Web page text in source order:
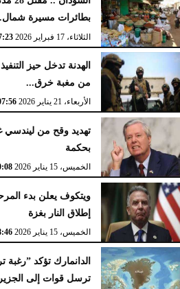
بطائرات مسيرة
الثلاثاء، 17 فبراير 2026
الهدنة تدخل حيز
من مغبة خرق...
الأربعاء، 21 يناير 2026 07:56
تهديد وقح من ليندسي
بحكمة
الخميس، 15 يناير 2026
ويتكوف يعلن بدء
إطلاق النار بغزة
الخميس، 15 يناير 2026
الدانمارك تؤكد ”رغبة
ترسل قوات إلى